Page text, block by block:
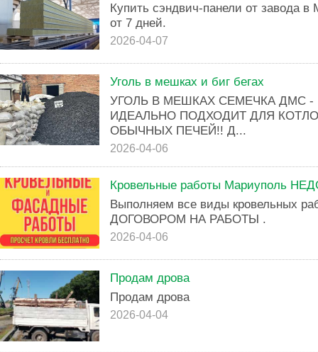
Купить сэндвич-панели от завода в
от 7 дней.
2026-04-07
Уголь в мешках и биг бегах
УГОЛЬ В МЕШКАХ СЕМЕЧКА ДМС -
ИДЕАЛЬНО ПОДХОДИТ ДЛЯ
ОБЫЧНЫХ ПЕЧЕЙ!! Д...
2026-04-06
Кровельные работы Мариуполь
Выполняем все виды кровельных
ДОГОВОРОМ НА РАБОТЫ .
2026-04-06
Продам дрова
Продам дрова
2026-04-04